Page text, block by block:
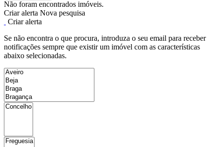
Não foram encontrados imóveis.
Criar alerta Nova pesquisa
Criar alerta
Se não encontra o que procura, introduza o seu email para receber
notificações sempre que existir um imóvel com as características
abaixo selecionadas.